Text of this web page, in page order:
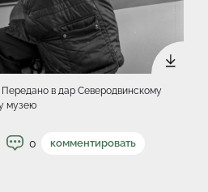
Передано в дар Северодвинскому
музею
0 комментировать